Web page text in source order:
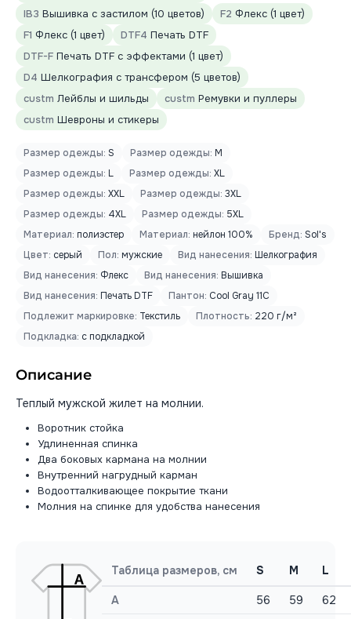
IB3 Вышивка с застилом (10 цветов) F2 Флекс (1 цвет)
F1 Флекс (1 цвет) DTF4 Печать DTF
DTF-F Печать DTF с эффектами (1 цвет)
D4 Шелкография с трансфером (5 цветов)
custm Лейблы и шильды custm Ремувки и пуллеры
custm Шевроны и стикеры
Размер одежды: S Размер одежды: M
Размер одежды: L Размер одежды: XL
Размер одежды: XXL Размер одежды: 3XL
Размер одежды: 4XL Размер одежды: 5XL
Материал: полиэстер Материал: нейлон 100% Бренд: Sol's
Цвет: серый Пол: мужские Вид нанесения: Шелкография
Вид нанесения: Флекс Вид нанесения: Вышивка
Вид нанесения: Печать DTF Пантон: Cool Gray 11C
Подлежит маркировке: Текстиль Плотность: 220 г/м²
Подкладка: с подкладкой
Описание
Теплый мужской жилет на молнии.
Воротник стойка
Удлиненная спинка
Два боковых кармана на молнии
Внутренний нагрудный карман
Водоотталкивающее покрытие ткани
Молния на спинке для удобства нанесения
Таблица размеров, см S M L
A 56 59
62